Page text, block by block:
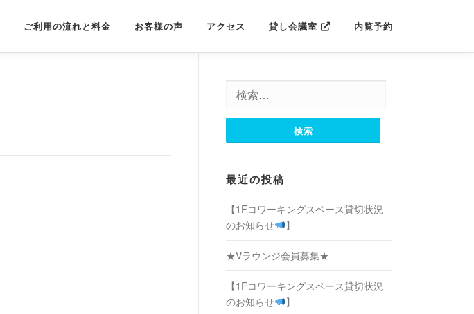
ご利用の流れと料金 お客様の声 アクセス 貸し会議室 内覧予約
最近の投稿
【1Fコワーキングスペース貸切状況
のお知らせ
】
★Vラウンジ会員募集★
【1Fコワーキングスペース貸切状況
のお知らせ
】